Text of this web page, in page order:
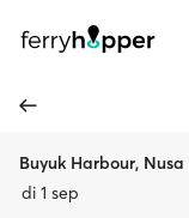
di 1 sep